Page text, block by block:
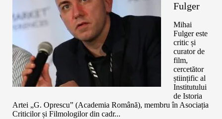
Fulger
Mihai
Fulger este
critic și
curator de
film,
cercetător
științific al
Institutului
de Istoria
Artei „G. Oprescu” (Academia Română), membru în Asociația
Criticilor și Filmologilor din cadr...